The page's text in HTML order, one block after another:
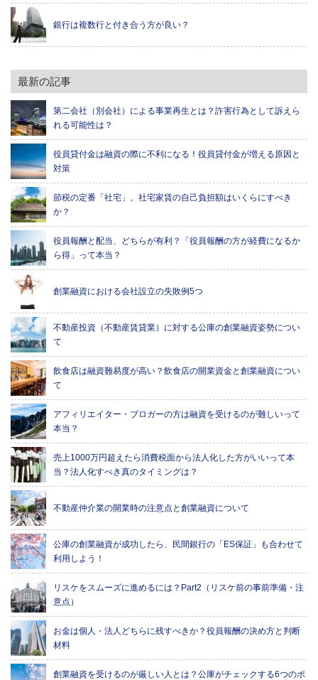
銀行は複数行と付き合う方が良い？
最新の記事
第二会社（別会社）による事業再生とは？詐害行為として訴えら
れる可能性は？
役員貸付金は融資の際に不利になる！役員貸付金が増える原因と
対策
節税の定番「社宅」。社宅家賃の自己負担額はいくらにすべき
か？
役員報酬と配当、どちらが有利？「役員報酬の方が経費になるか
ら得」って本当？
創業融資における会社設立の失敗例5つ
不動産投資（不動産賃貸業）に対する公庫の創業融資姿勢につい
て
飲食店は融資難易度が高い？飲食店の開業資金と創業融資につい
て
アフィリエイター・ブロガーの方は融資を受けるのが難しいって
本当？
売上1000万円超えたら消費税面から法人化した方がいいって本
当？法人化すべき真のタイミングは？
不動産仲介業の開業時の注意点と創業融資について
公庫の創業融資が成功したら、民間銀行の「ES保証」も合わせて
利用しよう！
リスケをスムーズに進めるには？Part2（リスケ前の事前準備・注
意点）
お金は個人・法人どちらに残すべきか？役員報酬の決め方と判断
材料
創業融資を受けるのが厳しい人とは？公庫がチェックする6つのポ